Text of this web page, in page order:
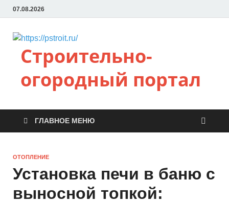
07.08.2026
Строительно-
огородный портал
ГЛАВНОЕ МЕНЮ
ОТОПЛЕНИЕ
Установка печи в баню с
выносной топкой: